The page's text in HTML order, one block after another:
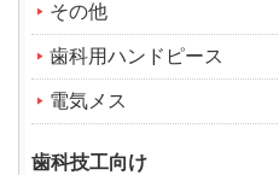
その他
歯科用ハンドピース
電気メス
歯科技工向け